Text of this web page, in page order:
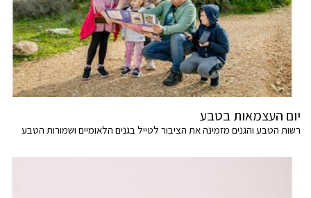
יום העצמאות בטבע
רשות הטבע והגנים מזמינה את הציבור לטייל בגנים הלאומיים ושמורות הטבע